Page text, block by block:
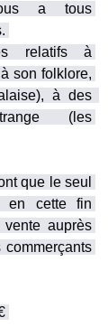
a tous
relatifs à
son folklore,
à des
(les
que le seul
en cette fin
auprès